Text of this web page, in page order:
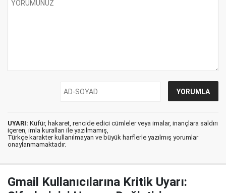
UYARI: Küfür, hakaret, rencide edici cümleler veya imalar, inançlara saldırı
içeren, imla kuralları ile yazılmamış,
Türkçe karakter kullanılmayan ve büyük harflerle yazılmış yorumlar
onaylanmamaktadır.
Gmail Kullanıcılarına Kritik Uyarı: